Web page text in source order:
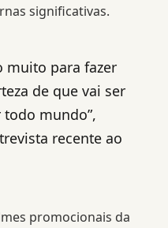
significativas.
muito para fazer
de que vai ser
mundo”,
recente ao
promocionais da